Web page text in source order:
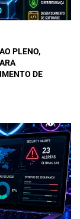
PLENO,
DE